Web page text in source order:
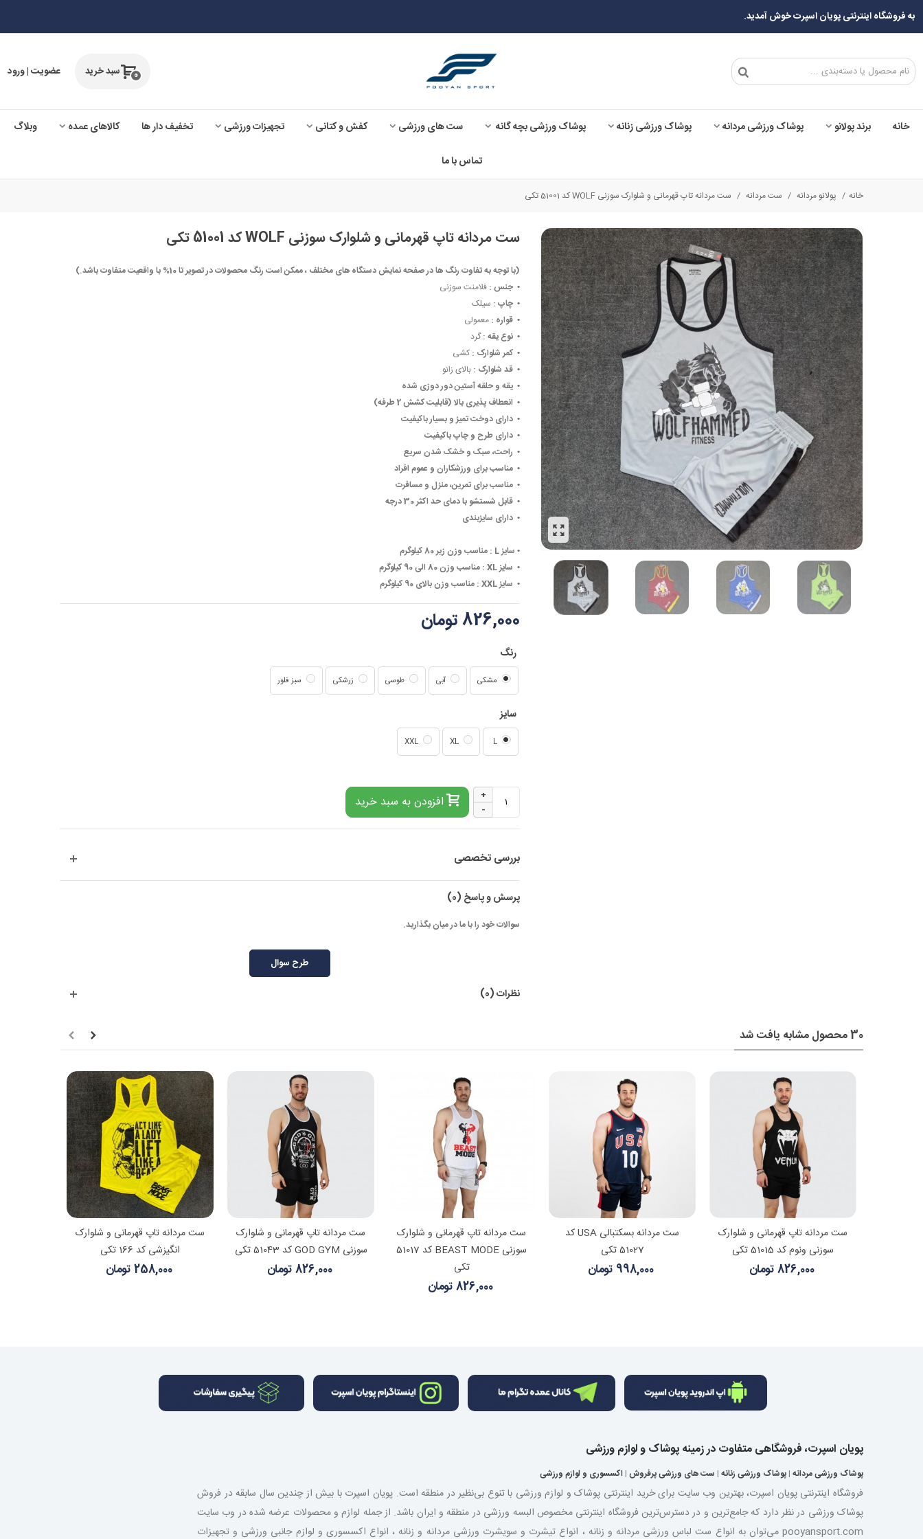
به فروشگاه اینترنتی پویان اسپرت خوش آمدید.
عضویت | ورود 0 سبد خرید
خانه برند پولانو پوشاک ورزشی مردانه پوشاک ورزشی زنانه پوشاک ورزشی بچه گانه ست های ورزشی کفش و کتانی تجهیزات ورزشی تخفیف دار ها کالاهای عمده وبلاگ
تماس با ما
خانه / پولانو مردانه / ست مردانه / ست مردانه تاپ قهرمانی و شلوارک سوزنی WOLF کد 51001 تکی
ست مردانه تاپ قهرمانی و شلوارک سوزنی WOLF کد 51001 تکی
(با توجه به تفاوت رنگ ها در صفحه نمایش دستگاه های مختلف ، ممکن است رنگ محصولات در تصویر تا 10% با واقعیت متفاوت باشد.)
• ‏ جنس : فلامنت سوزنی
• ‏ چاپ : سیلک
• ‏ قواره : معمولی
• ‏ نوع یقه :گرد
• ‏ کمر شلوارک : کشی
• ‏ قد شلوارک : بالای زانو
• ‏ یقه و حلقه آستین دور دوزی شده
• ‏ انعطاف پذیری بالا (قابلیت کشش 2 طرفه)
• ‏ دارای دوخت تمیز و بسیار باکیفیت
• ‏ دارای طرح و چاپ باکیفیت
• ‏ راحت، سبک و خشک شدن سریع
• ‏ مناسب برای ورزشکاران و عموم افراد
• ‏ مناسب برای تمرین، منزل و مسافرت
• ‏ قابل شستشو با دمای حد اکثر 30 درجه
• ‏ دارای سایزبندی
• ‏ سایز L :
مناسب وزن زیر 80 کیلوگرم
• ‏ سایز XL :
مناسب وزن 80 الی 90 کیلوگرم
• ‏ سایز XXL : مناسب وزن بالای 90 کیلوگرم
826,000 تومان
رنگ
مشکی آبی طوسی زرشکی سبز فلور
سایز
L
XL
XXL
-
+ افزودن به سبد خرید
بررسی تخصصی
پرسش و پاسخ (0)
سوالات خود را با ما در میان بگذارید.
طرح سوال
نظرات (0)
30 محصول مشابه یافت شد
مشاهده بیشتر
ست مردانه تاپ قهرمانی و شلوارک
انگیزشی کد 166 تکی
258,000 تومان
مشاهده بیشتر
ست مردانه تاپ قهرمانی و شلوارک
سوزنی GOD GYM کد 51043 تکی
826,000 تومان
مشاهده بیشتر
ست مردانه تاپ قهرمانی و شلوارک
سوزنی BEAST MODE کد 51017
تکی
826,000 تومان
مشاهده بیشتر
ست مردانه بسکتبالی USA کد
51027 تکی
998,000 تومان
مشاهده بیشتر
ست مردانه تاپ قهرمانی و شلوارک
سوزنی ونوم کد 51015 تکی
826,000 تومان
پویان اسپرت، فروشگاهی متفاوت در زمینه پوشاک و لوازم ورزشی
پوشاک ورزشی مردانه | پوشاک ورزشی زنانه | ست های ورزشی پرفروش | اکسسوری و لوازم ورزشی
فروشگاه اینترنتی پویان اسپرت، بهترین وب سایت برای خرید اینترنتی پوشاک و لوازم ورزشی با تنوع بی‌نظیر در منطقه است. پویان اسپرت با بیش از چندین سال سابقه در فروش
پوشاک ورزشی در نظر دارد که جامع‌ترین و در دسترس‌ترین فروشگاه اینترنتی مخصوص البسه ورزشی در منطقه و ایران باشد. از جمله لوازم و محصولات عرضه شده در وب سایت
pooyansport.com می‌توان به انواع ست لباس ورزشی مردانه و زنانه ، انواع تیشرت و سویشرت ورزشی مردانه و زنانه ، انواع اکسسوری و لوازم جانبی ورزشی و تجهیزات